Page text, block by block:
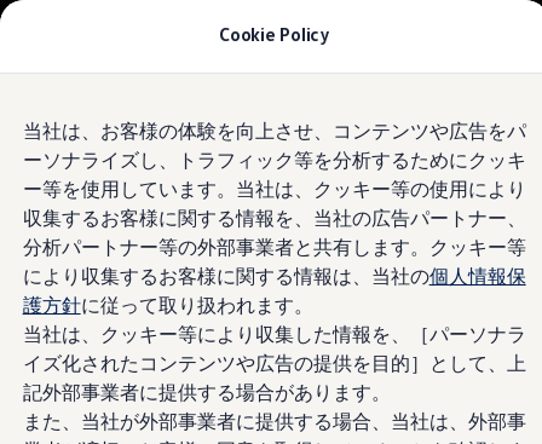
Cookie Policy
当社は、お客様の体験を向上させ、コンテンツや広告をパ
ーソナライズし、トラフィック等を分析するためにクッキ
ー等を使用しています。当社は、クッキー等の使用により
収集するお客様に関する情報を、当社の広告パートナー、
分析パートナー等の外部事業者と共有します。クッキー等
により収集するお客様に関する情報は、当社の個人情報保
護方針に従って取り扱われます。
当社は、クッキー等により収集した情報を、［パーソナラ
イズ化されたコンテンツや広告の提供を目的］として、上
記外部事業者に提供する場合があります。
また、当社が外部事業者に提供する場合、当社は、外部事
main
content
to
footer
モデル＆見積りシミュレーション
セーフティ マイスター
ID. Buzz
T-Cross
Tiguan
Golf
Golf GTI
Golf R
Golf Variant
Golf R Variant
Passat
ID.4
Polo
Polo GTI
Golf Touran
T-Roc
T-Roc R
Volkswagen前橋天川
4.9|255 レビュー